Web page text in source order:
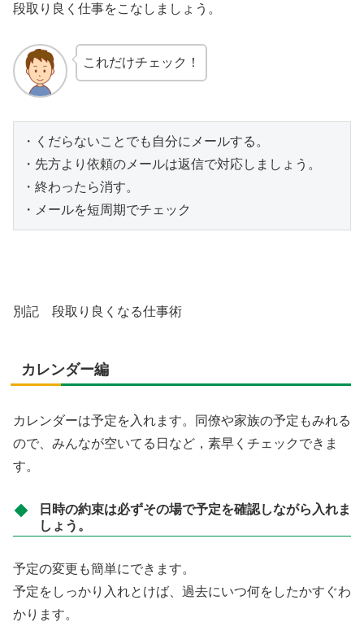
段取り良く仕事をこなしましょう。
これだけチェック！
・くだらないことでも自分にメールする。
・先方より依頼のメールは返信で対応しましょう。
・終わったら消す。
・メールを短周期でチェック
別記 段取り良くなる仕事術
カレンダー編
カレンダーは予定を入れます。同僚や家族の予定もみれる
ので、みんなが空いてる日など，素早くチェックできま
す。
日時の約束は必ずその場で予定を確認しながら入れま
しょう。
予定の変更も簡単にできます。
予定をしっかり入れとけば、過去にいつ何をしたかすぐわ
かります。